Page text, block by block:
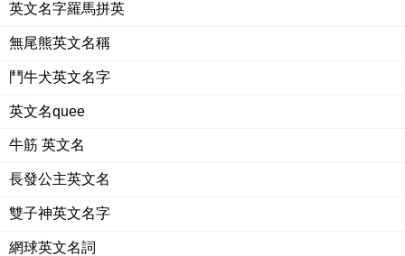
英文名字羅馬拼英
無尾熊英文名稱
鬥牛犬英文名字
英文名quee
牛筋 英文名
長發公主英文名
雙子神英文名字
網球英文名詞